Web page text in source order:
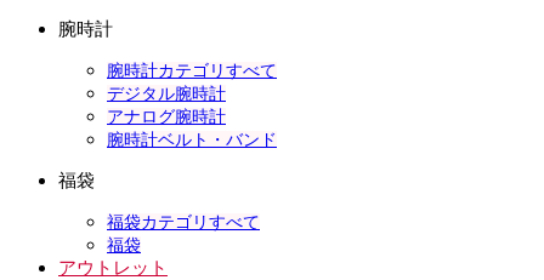
腕時計
腕時計カテゴリすべて
デジタル腕時計
アナログ腕時計
腕時計ベルト・バンド
福袋
福袋カテゴリすべて
福袋
アウトレット